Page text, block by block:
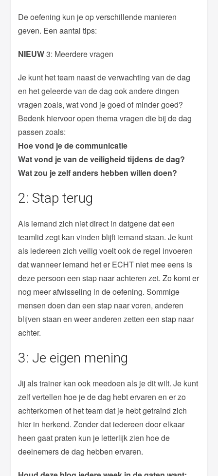
De oefening kun je op verschillende manieren
geven. Een aantal tips:
NIEUW3: Meerdere vragen
Je kunt het team naast de verwachting van de dag
en het geleerde van de dag ook andere dingen
vragen zoals, wat vond je goed of minder goed?
Bedenk hiervoor open thema vragen die bij de dag
passen zoals:
Hoe vond je de communicatie
Wat vond je van de veiligheid tijdens de dag?
Wat zou je zelf anders hebben willen doen?
2: Stap terug
Als iemand zich niet direct in datgene dat een
teamlid zegt kan vinden blijft iemand staan. Je kunt
als iedereen zich veilig voelt ook de regel invoeren
dat wanneer iemand het er ECHT niet mee eens is
deze persoon een stap naar achteren zet. Zo komt er
nog meer afwisseling in de oefening. Sommige
mensen doen dan een stap naar voren, anderen
blijven staan en weer anderen zetten een stap naar
achter.
3: Je eigen mening
Jij als trainer kan ook meedoen als je dit wilt. Je kunt
zelf vertellen hoe je de dag hebt ervaren en er zo
achterkomen of het team dat je hebt getraind zich
hier in herkend. Zonder dat iedereen door elkaar
heen gaat praten kun je letterlijk zien hoe de
deelnemers de dag hebben ervaren.